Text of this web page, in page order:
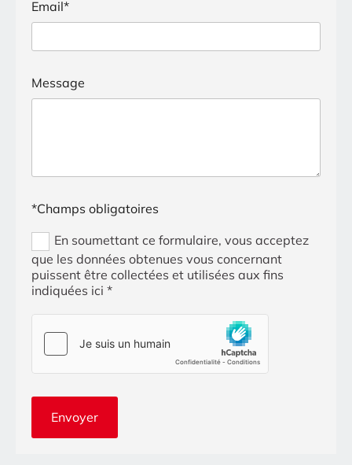
Email*
Message
*Champs obligatoires
En soumettant ce formulaire, vous acceptez
que les données obtenues vous concernant
puissent être collectées et utilisées aux fins
indiquées ici *